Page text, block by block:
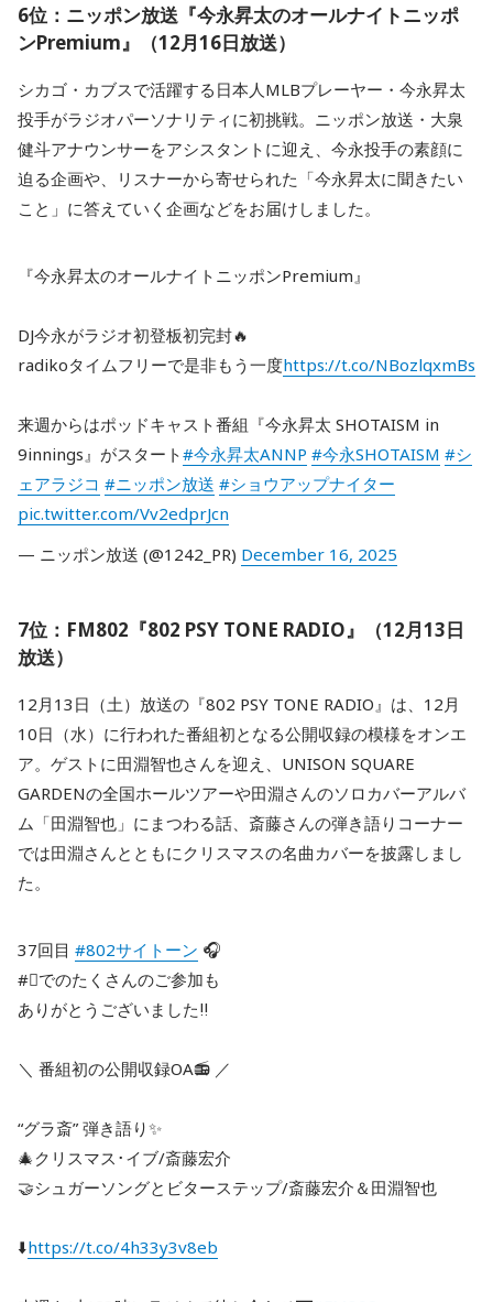
6位：ニッポン放送『今永昇太のオールナイトニッポ
ンPremium』（12月16日放送）
シカゴ・カブスで活躍する日本人MLBプレーヤー・今永昇太
投手がラジオパーソナリティに初挑戦。ニッポン放送・大泉
健斗アナウンサーをアシスタントに迎え、今永投手の素顔に
迫る企画や、リスナーから寄せられた「今永昇太に聞きたい
こと」に答えていく企画などをお届けしました。
『今永昇太のオールナイトニッポンPremium』
DJ今永がラジオ初登板初完封🔥
radikoタイムフリーで是非もう一度https://t.co/NBozlqxmBs
来週からはポッドキャスト番組『今永昇太 SHOTAISM in
9innings』がスタート#今永昇太ANNP #今永SHOTAISM #シ
ェアラジコ #ニッポン放送 #ショウアップナイター
pic.twitter.com/Vv2edprJcn
— ニッポン放送 (@1242_PR) December 16, 2025
7位：FM802『802 PSY TONE RADIO』（12月13日
放送）
12月13日（土）放送の『802 PSY TONE RADIO』は、12月
10日（水）に行われた番組初となる公開収録の模様をオンエ
ア。ゲストに田淵智也さんを迎え、UNISON SQUARE
GARDENの全国ホールツアーや田淵さんのソロカバーアルバ
ム「田淵智也」にまつわる話、斎藤さんの弾き語りコーナー
では田淵さんとともにクリスマスの名曲カバーを披露しまし
た。
37回目 #802サイトーン 🎧
#⃣でのたくさんのご参加も
ありがとうございました‼️
＼ 番組初の公開収録OA📻 ／
“グラ斎” 弾き語り✨️
🎄クリスマス･イブ/斎藤宏介
🤝シュガーソングとビターステップ/斎藤宏介＆田淵智也
⬇️https://t.co/4h33y3v8eb